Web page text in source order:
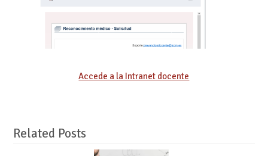
Accede a la Intranet docente
Related Posts